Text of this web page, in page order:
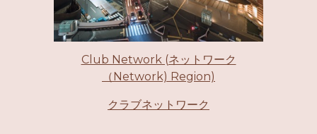
Club Network (ネットワーク
（Network) Region)
クラブネットワーク